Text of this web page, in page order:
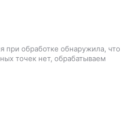
при обработке обнаружила, что
точек нет, обрабатываем